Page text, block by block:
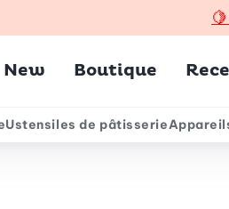
🍋
Menu principal
New Boutique
Ustensiles de pâtisserie